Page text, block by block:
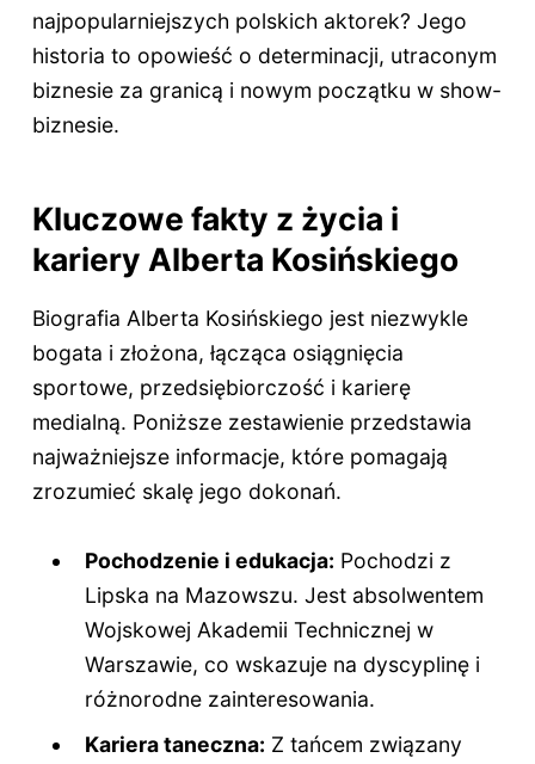
najpopularniejszych polskich aktorek? Jego
historia to opowieść o determinacji, utraconym
biznesie za granicą i nowym początku w show-
biznesie.
Kluczowe fakty z życia i
kariery Alberta Kosińskiego
Biografia Alberta Kosińskiego jest niezwykle
bogata i złożona, łącząca osiągnięcia
sportowe, przedsiębiorczość i karierę
medialną. Poniższe zestawienie przedstawia
najważniejsze informacje, które pomagają
zrozumieć skalę jego dokonań.
Pochodzenie i edukacja: Pochodzi z
Lipska na Mazowszu. Jest absolwentem
Wojskowej Akademii Technicznej w
Warszawie, co wskazuje na dyscyplinę i
różnorodne zainteresowania.
Kariera taneczna: Z tańcem związany